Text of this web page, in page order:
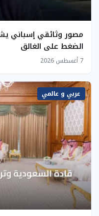
مصور وثائقي إسباني
الضغط على الغالق
7 أغسطس 2026
عربي و عالمي